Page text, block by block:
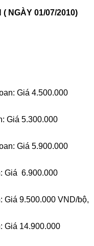
( NGÀY 01/07/2010)
Giá 4.500.000
Giá 5.300.000
Giá 5.900.000
Giá 6.900.000
9.500.000 VND/bộ,
Giá 14.900.000